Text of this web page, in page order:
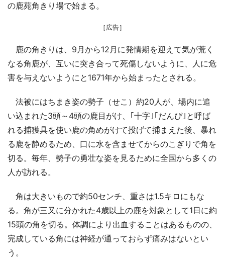
の鹿苑角きり場で始まる。
［広告］
鹿の角きりは、9月から12月に発情期を迎えて気が荒く
なる角鹿が、互いに突き合って死傷しないように、人に危
害を与えないようにと1671年から始まったとされる。
法被にはちまき姿の勢子（せこ）約20人が、場内に追
い込まれた3頭～4頭の鹿目がけ、｢十字｣｢だんぴ｣と呼ば
れる捕獲具を使い鹿の角めがけて投げて捕まえた後、暴れ
る鹿を静めるため、口に水を含ませてからのこぎりで角を
切る。毎年、勢子の勇壮な姿を見るために全国から多くの
人が訪れる。
角は大きいもので約50センチ、重さは1.5キロにもな
る。角が三又に分かれた4歳以上の鹿を対象として1日に約
15頭の角を切る。体調により出血することはあるものの、
完成している角には神経が通っておらず痛みはないとい
う。